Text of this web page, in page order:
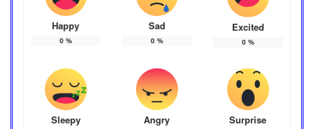
Happy
0%
Sad
0%
Excited
0%
Sleepy Angry Surprise